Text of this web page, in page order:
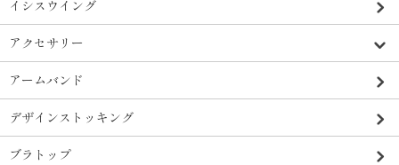
イシスウイング
アクセサリー
アームバンド
デザインストッキング
ブラトップ